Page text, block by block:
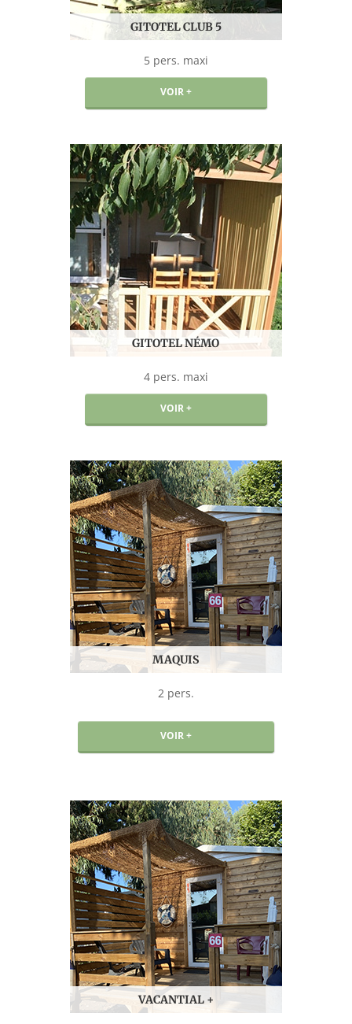
GITOTEL CLUB 5
5 pers. maxi
VOIR +
GITOTEL NÉMO
4 pers. maxi
VOIR +
MAQUIS
2 pers.
VOIR +
VACANTIAL +